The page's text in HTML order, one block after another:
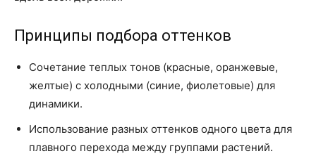
Принципы подбора оттенков
Сочетание теплых тонов (красные, оранжевые,
желтые) с холодными (синие, фиолетовые) для
динамики.
Использование разных оттенков одного цвета для
плавного перехода между группами растений.